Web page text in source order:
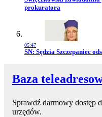
prokuratora
05:47
Przejdź do artykułu:
SN: Sędzia Szczepaniec
Baza
Sprawdź darmowy dostęp
urzędów.